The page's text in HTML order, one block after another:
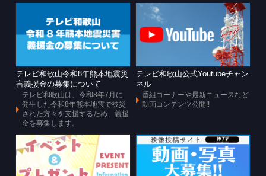
テレビ和歌山令和8年熊本地震災
害義援金の募集について
テレビ和歌山は、令和8年7月に
発生した令和8年熊本地震で被災
された方々を支援するため、義援
金を募集します。
テレビ和歌山公式Youtubeチャン
ネル
番組コーナーや最新ニュースなど
動画コンテンツ公開!!